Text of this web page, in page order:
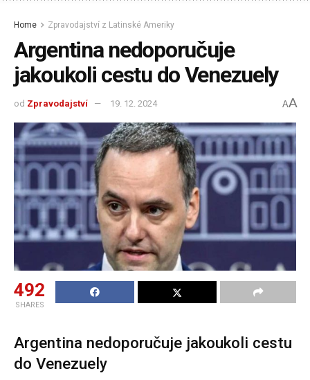
Home Zpravodajství z Latinské Ameriky
Argentina nedoporučuje
jakoukoli cestu do Venezuely
od Zpravodajství 19. 12. 2024 AA
492
SHARES
Argentina nedoporučuje jakoukoli cestu
do Venezuely